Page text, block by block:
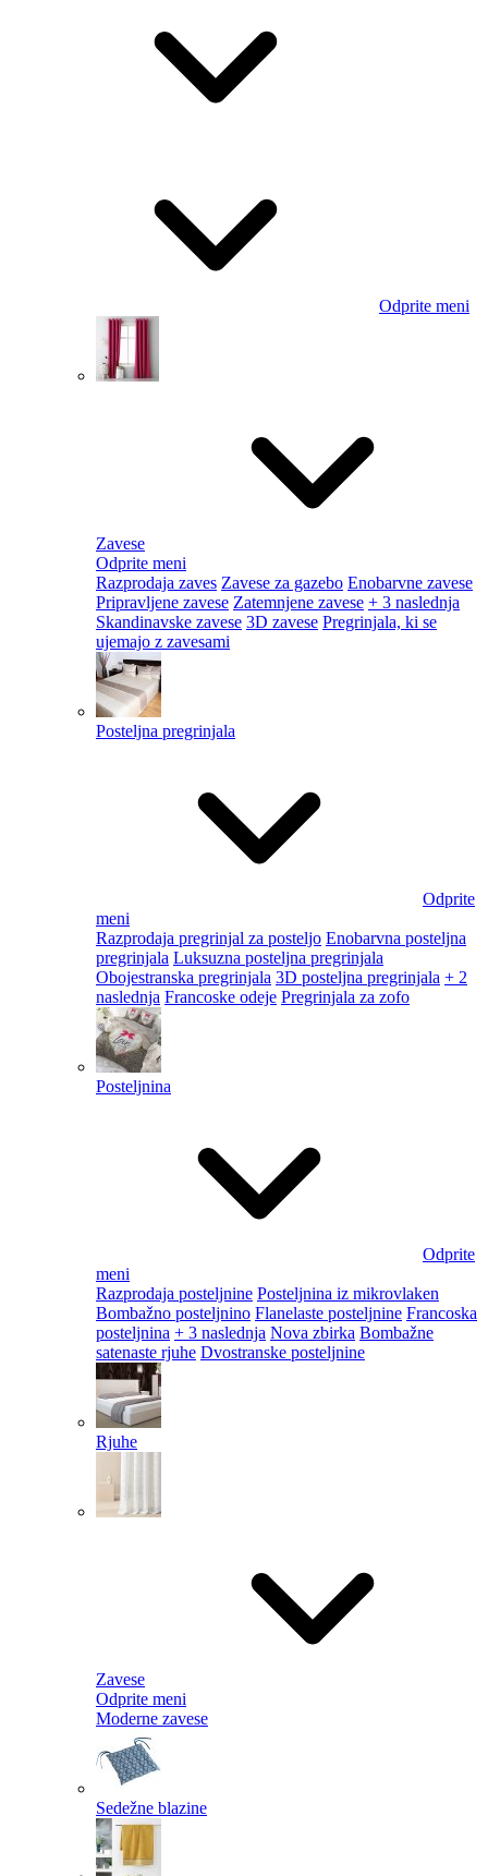
Odprite meni
Zavese
Odprite meni
Razprodaja zaves Zavese za gazebo Enobarvne zavese
Pripravljene zavese Zatemnjene zavese + 3 naslednja
Skandinavske zavese 3D zavese Pregrinjala, ki se
ujemajo z zavesami
Posteljna pregrinjala
Odprite
meni
Razprodaja pregrinjal za posteljo Enobarvna posteljna
pregrinjala Luksuzna posteljna pregrinjala
Obojestranska pregrinjala 3D posteljna pregrinjala + 2
naslednja Francoske odeje Pregrinjala za zofo
Posteljnina
Odprite
meni
Razprodaja posteljnine Posteljnina iz mikrovlaken
Bombažno posteljnino Flanelaste posteljnine Francoska
posteljnina + 3 naslednja Nova zbirka Bombažne
satenaste rjuhe Dvostranske posteljnine
Rjuhe
Zavese
Odprite meni
Moderne zavese
Sedežne blazine